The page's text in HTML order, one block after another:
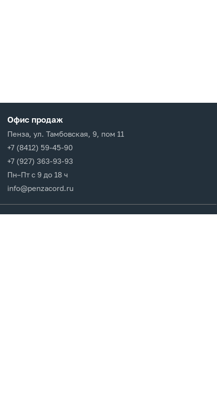
Офис продаж
Пенза, ул. Тамбовская, 9, пом 11
+7 (8412) 59-45-90
+7 (927) 363-93-93
Пн–Пт с 9 до 18 ч
info@penzacord.ru
Производители